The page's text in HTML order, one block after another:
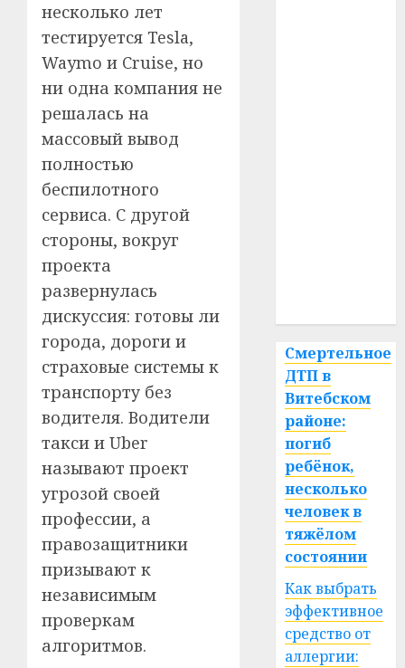
несколько лет
тестируется Tesla,
Waymo и Cruise, но
ни одна компания не
решалась на
массовый вывод
полностью
беспилотного
сервиса. С другой
стороны, вокруг
проекта
развернулась
дискуссия: готовы ли
города, дороги и
страховые системы к
транспорту без
водителя. Водители
такси и Uber
называют проект
угрозой своей
профессии, а
правозащитники
призывают к
независимым
проверкам
алгоритмов.
Смертельное
ДТП в
Витебском
районе:
погиб
ребёнок,
несколько
человек в
тяжёлом
состоянии
Как выбрать
эффективное
средство от
аллергии: